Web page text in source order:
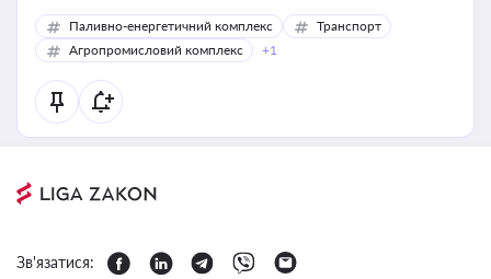
Паливно-енергетичний комплекс
Транспорт
Агропромисловий комплекс
+1
Зв'язатися: